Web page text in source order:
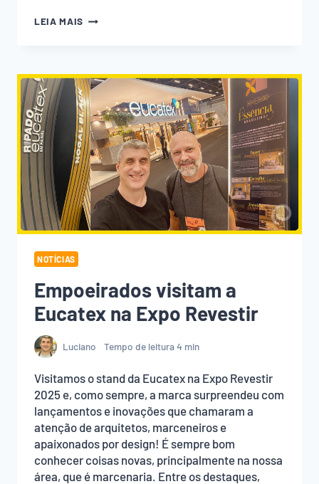
LEIA MAIS RIPADO
NA
PAREDE
E
TRANSFORMAR
O
AMBIENTE
(COM
ACABAMENTO
PROFISSIONAL)
NOTÍCIAS
Empoeirados visitam a
Eucatex na Expo Revestir
Luciano Tempo de leitura4 min
Visitamos o stand da Eucatex na Expo Revestir
2025 e, como sempre, a marca surpreendeu com
lançamentos e inovações que chamaram a
atenção de arquitetos, marceneiros e
apaixonados por design! É sempre bom
conhecer coisas novas, principalmente na nossa
área, que é marcenaria. Entre os destaques,